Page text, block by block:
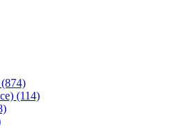
(114)